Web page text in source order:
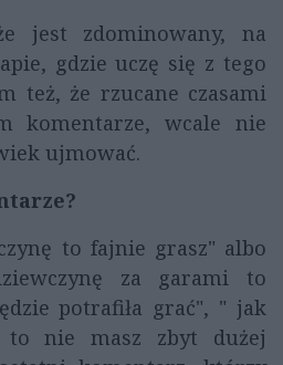
jest zdominowany, na
gdzie uczę się z tego
też, że rzucane czasami
komentarze, wcale nie
ujmować.
to fajnie grasz" albo
za garami to
potrafiła grać", " jak
nie masz zbyt dużej